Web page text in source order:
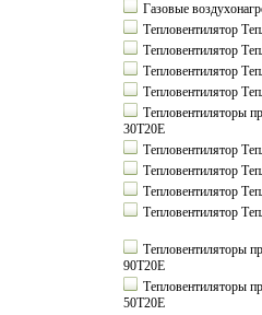
Газовые
Тепловентилятор
Тепловентилятор
Тепловентилятор
Тепловентилятор
Тепловентиляторы
30Т20Е
Тепловентилятор
Тепловентилятор
Тепловентилятор
Тепловентилятор
Тепловентиляторы
90Т20Е
Тепловентиляторы
50Т20Е